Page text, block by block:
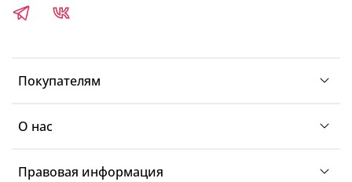
Покупателям
О нас
Правовая информация